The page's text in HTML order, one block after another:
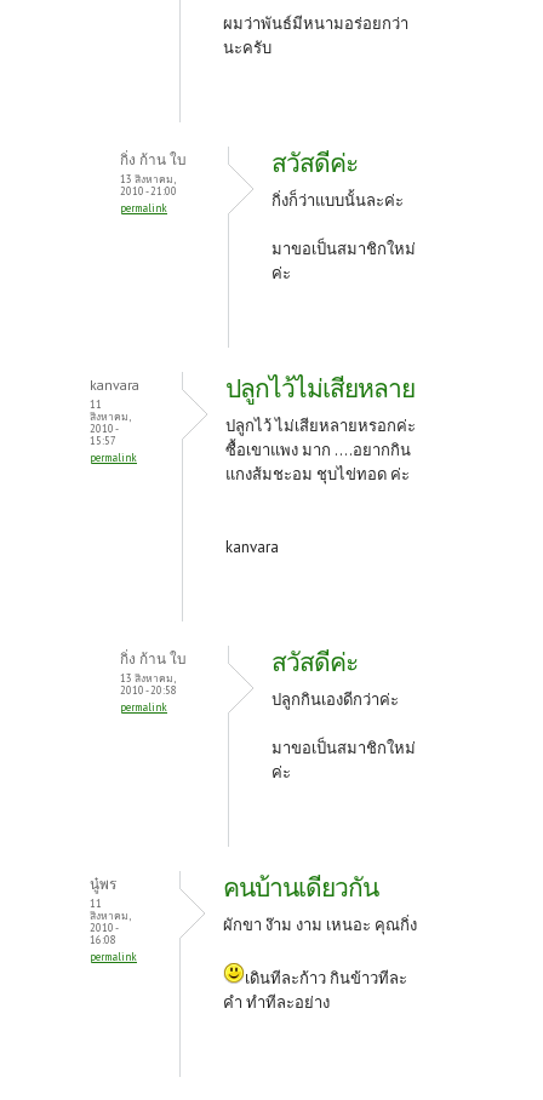
ผมว่าพันธ์มีหนามอร่อยกว่า
นะครับ
กิ่ง ก้าน ใบ
13 สิงหาคม,
2010 - 21:00
permalink
สวัสดีค่ะ
กิ่งก็ว่าแบบนั้นละค่ะ
มาขอเป็นสมาชิกใหม่
ค่ะ
kanvara
11
สิงหาคม,
2010 -
15:57
permalink
ปลูกไว้ไม่เสียหลาย
ปลูกไว้ ไม่เสียหลายหรอกค่ะ
ซื้อเขาแพง มาก ....อยากกิน
แกงส้มชะอม ชุบไข่ทอด ค่ะ
kanvara
กิ่ง ก้าน ใบ
13 สิงหาคม,
2010 - 20:58
permalink
สวัสดีค่ะ
ปลูกกินเองดีกว่าค่ะ
มาขอเป็นสมาชิกใหม่
ค่ะ
นู๋พร
11
สิงหาคม,
2010 -
16:08
permalink
คนบ้านเดียวกัน
ผักขา ง๊าม งาม เหนอะ คุณกิ่ง
เดินทีละก้าว กินข้าวทีละ
คำ ทำทีละอย่าง